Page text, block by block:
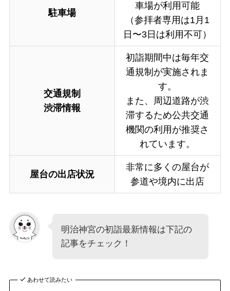
駐車場
車場が利用可能
（参拝者専用は1月1
日〜3日は利用不可）
交通規制
渋滞情報
初詣期間中は毎年交
通規制が実施されま
す。
また、周辺道路が渋
滞するため公共交通
機関の利用が推奨さ
れています。
屋台の出店状況
非常に多くの屋台が
参道や境内に出店
明治神宮の初詣最新情報は下記の
記事をチェック！
あわせて読みたい